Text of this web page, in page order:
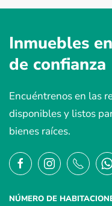
Inmuebles
de confianza
Encuéntrenos en las
disponibles y listos
bienes raíces.
NÚMERO DE